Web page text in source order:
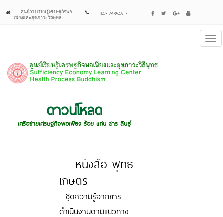
ศุนย์การเรียนรู้เศรษฐกิจพอ
เพียงและสุขภาวะวิถีพุทธ
043-283546-7
ดาวน์โหลด
เครือข่ายเศรษฐกิจพอเพียง ร้อย แก่น สาร สินธุ์
หนังสือ พุทธ
เกษตร
- ชุดความรู้จากการ
ดำเนินงานตามแนวทาง